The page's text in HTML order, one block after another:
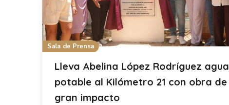
Sala de Prensa
Lleva Abelina López Rodríguez agua
potable al Kilómetro 21 con obra de
gran impacto